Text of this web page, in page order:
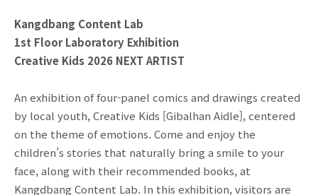
Kangdbang Content Lab
1st Floor Laboratory Exhibition
Creative Kids 2026 NEXT ARTIST
An exhibition of four-panel comics and drawings created
by local youth, Creative Kids [Gibalhan Aidle], centered
on the theme of emotions. Come and enjoy the
children’s stories that naturally bring a smile to your
face, along with their recommended books, at
Kangdbang Content Lab. In this exhibition, visitors are